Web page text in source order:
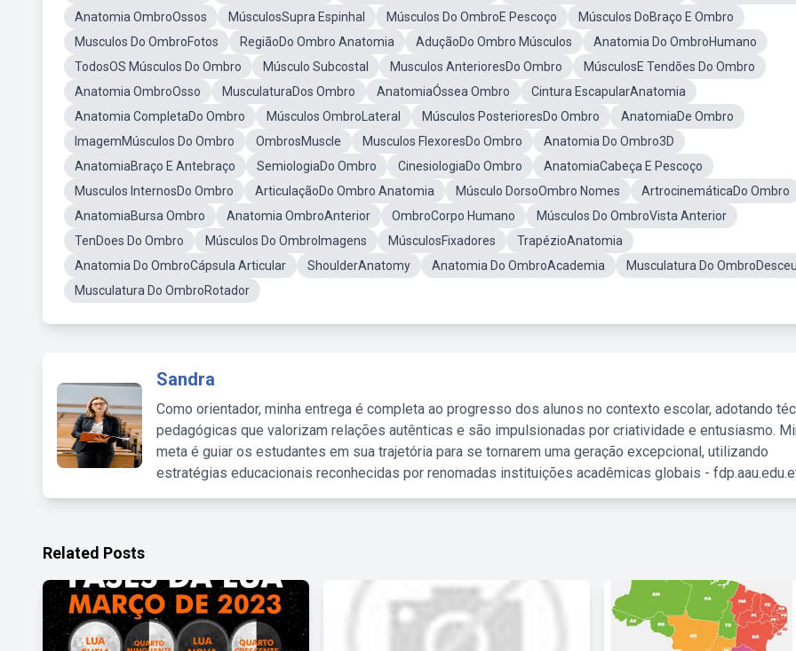
Anatomia OmbroOssos
MúsculosSupra Espinhal Músculos Do OmbroE Pescoço
Músculos DoBraço E Ombro
Musculos Do OmbroFotos
RegiãoDo Ombro Anatomia AduçãoDo Ombro Músculos
Anatomia Do OmbroHumano
TodosOS Músculos Do Ombro
Músculo Subcostal Musculos AnterioresDo Ombro
MúsculosE Tendões Do Ombro
Anatomia OmbroOsso
MusculaturaDos Ombro AnatomiaÓssea Ombro
Cintura EscapularAnatomia
Anatomia CompletaDo Ombro
Músculos OmbroLateral Músculos PosterioresDo Ombro
AnatomiaDe Ombro
ImagemMúsculos Do Ombro
OmbrosMuscle Musculos FlexoresDo Ombro
Anatomia Do Ombro3D
AnatomiaBraço E Antebraço
SemiologiaDo Ombro CinesiologiaDo Ombro
AnatomiaCabeça E Pescoço
Musculos InternosDo Ombro
ArticulaçãoDo Ombro Anatomia Músculo DorsoOmbro Nomes
ArtrocinemáticaDo Ombro
AnatomiaBursa Ombro
Anatomia OmbroAnterior OmbroCorpo Humano
Músculos Do OmbroVista Anterior
TenDoes Do Ombro
Músculos Do OmbroImagens MúsculosFixadores
TrapézioAnatomia
Anatomia Do OmbroCápsula Articular
ShoulderAnatomy Anatomia Do OmbroAcademia
Musculatura Do
Musculatura Do OmbroRotador
Sandra
Como orientador, minha entrega é completa ao progresso dos alunos no contexto escolar, adotando
pedagógicas que valorizam relações autênticas e são impulsionadas por criatividade e entusiasmo.
meta é guiar os estudantes em sua trajetória para se tornarem uma geração excepcional, utilizando
estratégias educacionais reconhecidas por renomadas instituições acadêmicas globais -
Related Posts